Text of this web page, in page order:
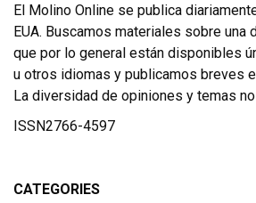
El Molino Online se publica
EUA. Buscamos materiales sobre una
que por lo general están disponibles
u otros idiomas y publicamos breves
La diversidad de opiniones y temas
ISSN2766-4597
CATEGORIES